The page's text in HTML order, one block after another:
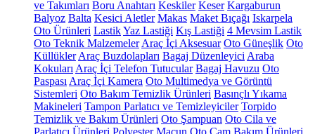
ve Takımları Boru Anahtarı Keskiler Keser Kargaburun
Balyoz Balta Kesici Aletler Makas Maket Bıçağı Iskarpela
Oto Ürünleri LastikYaz Lastiği Kış Lastiği 4 Mevsim Lastik
Oto Teknik Malzemeler Araç İçi Aksesuar Oto Güneşlik Oto
Küllükler Araç Buzdolapları Bagaj Düzenleyici Araba
Kokuları Araç İçi Telefon Tutucular Bagaj Havuzu Oto
Paspası Araç İçi Kamera Oto Multimedya ve Görüntü
Sistemleri Oto Bakım Temizlik Ürünleri Basınçlı Yıkama
Makineleri Tampon Parlatıcı ve Temizleyiciler Torpido
Temizlik ve Bakım Ürünleri Oto Şampuan Oto Cila ve
Parlatıcı Ürünleri Polyester Macun Oto Cam Bakım Ürünleri